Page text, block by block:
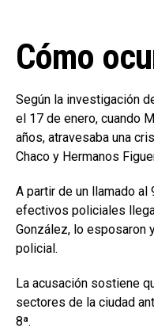
Cómo
Según la investigación
el 17 de enero, cuando
años, atravesaba una
Chaco y Hermanos
A partir de un llamado
efectivos policiales
González, lo esposaron
policial.
La acusación sostiene
sectores de la ciudad
8ª.